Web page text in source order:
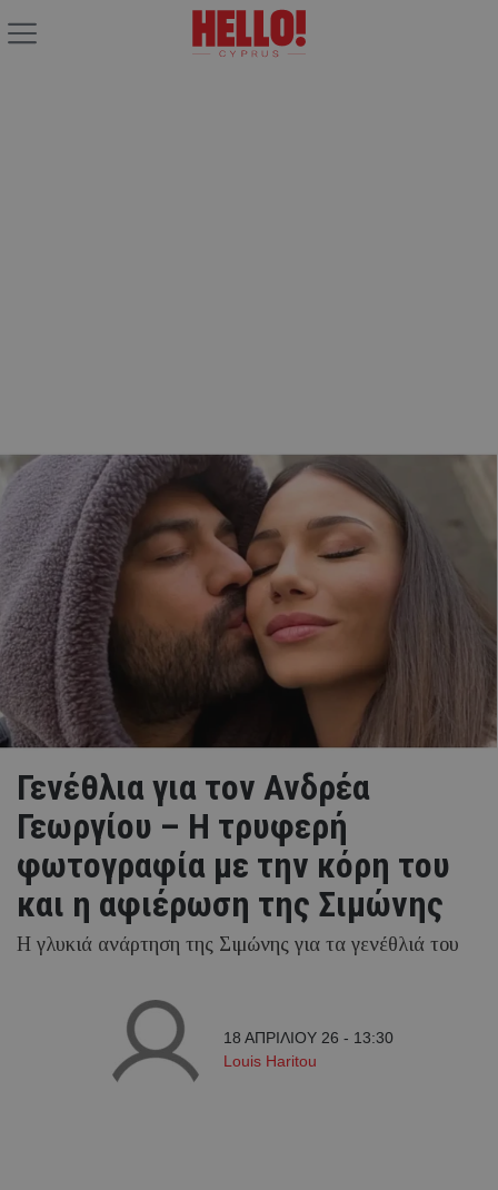
Γενέθλια για τον Ανδρέα
Γεωργίου – Η τρυφερή
φωτογραφία με την κόρη του
και η αφιέρωση της Σιμώνης
Η γλυκιά ανάρτηση της Σιμώνης για τα γενέθλιά του
18 ΑΠΡΙΛΙΟΥ 26 - 13:30
Louis Haritou